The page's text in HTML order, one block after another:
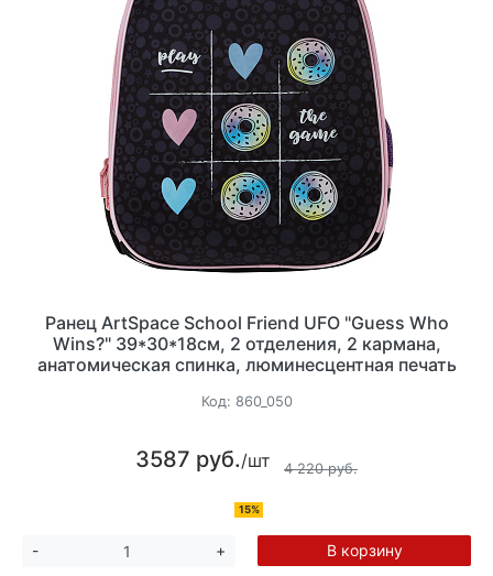
Ранец ArtSpace School Friend UFO "Guess Who
Wins?" 39*30*18см, 2 отделения, 2 кармана,
анатомическая спинка, люминесцентная печать
Код: 860_050
3587 руб./шт 4 220 руб.
15%
- + В корзину